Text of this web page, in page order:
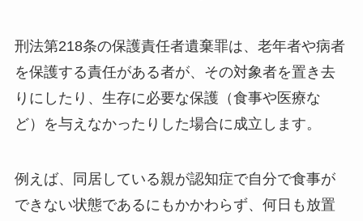
刑法第218条の保護責任者遺棄罪は、老年者や病者
を保護する責任がある者が、その対象者を置き去
りにしたり、生存に必要な保護（食事や医療な
ど）を与えなかったりした場合に成立します。
例えば、同居している親が認知症で自分で食事が
できない状態であるにもかかわらず、何日も放置